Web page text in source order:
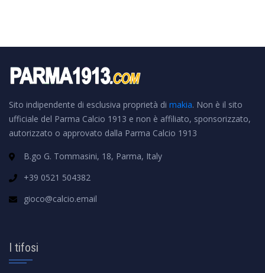
Sito indipendente di esclusiva proprietà di makia. Non è il sito
ufficiale del Parma Calcio 1913 e non è affiliato, sponsorizzato,
autorizzato o approvato dalla Parma Calcio 1913
B.go G. Tommasini, 18, Parma, Italy
+39 0521 504382
gioco@calcio.email
I tifosi